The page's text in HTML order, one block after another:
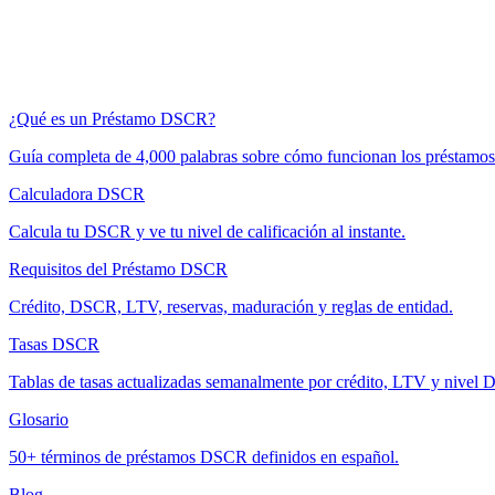
¿Qué es un Préstamo DSCR?
Guía completa de 4,000 palabras sobre cómo funcionan los
Calculadora DSCR
Calcula tu DSCR y ve tu nivel de calificación al instante.
Requisitos del Préstamo DSCR
Crédito, DSCR, LTV, reservas, maduración y reglas de entidad.
Tasas DSCR
Tablas de tasas actualizadas semanalmente por crédito, LTV y nivel
Glosario
50+ términos de préstamos DSCR definidos en español.